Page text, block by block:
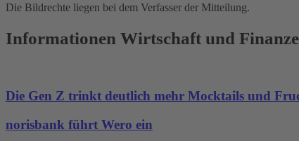
Die Bildrechte liegen bei dem Verfasser der Mitteilung.
Informationen Wirtschaft und
Die Gen Z trinkt deutlich mehr Mocktails und
norisbank führt Wero ein